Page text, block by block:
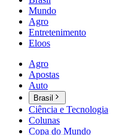
Mundo
Agro
Entretenimento
Eloos
Agro
Apostas
Auto
Brasil
Ciência e Tecnologia
Colunas
Copa do Mundo